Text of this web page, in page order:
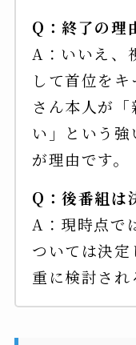
Q：終了の理
A：いいえ、
して首位を
さん本人が
い」という強
が理由です。
Q：後番組は
A：現時点で
ついては決
重に検討され